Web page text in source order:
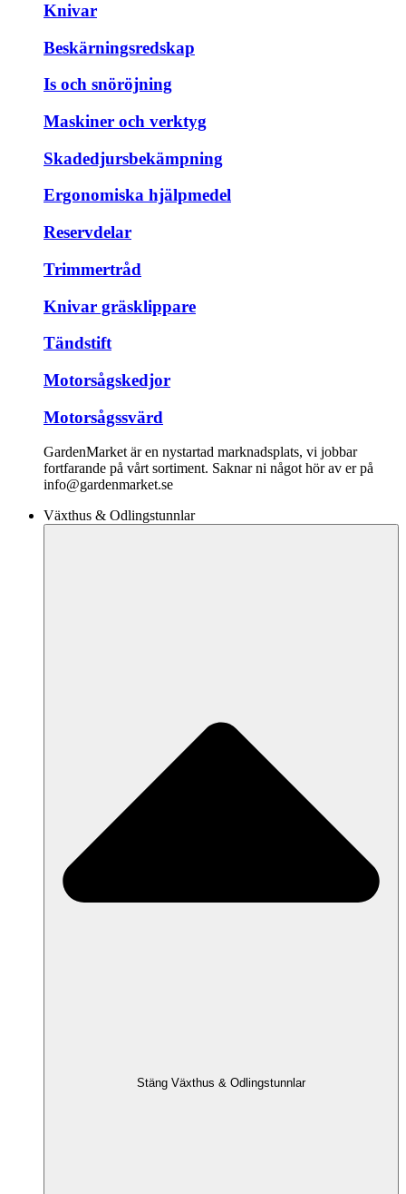
Knivar
Beskärningsredskap
Is och snöröjning
Maskiner och verktyg
Skadedjursbekämpning
Ergonomiska hjälpmedel
Reservdelar
Trimmertråd
Knivar gräsklippare
Tändstift
Motorsågskedjor
Motorsågssvärd
GardenMarket är en nystartad marknadsplats, vi jobbar
fortfarande på vårt sortiment. Saknar ni något hör av er på
info@gardenmarket.se
Växthus & Odlingstunnlar
Stäng Växthus & Odlingstunnlar